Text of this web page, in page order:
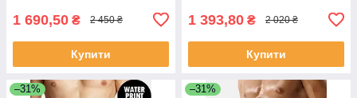
1 690,50 ₴ 2 450 ₴
Купити
1 393,80 ₴ 2 020 ₴
Купити
–31% –31%